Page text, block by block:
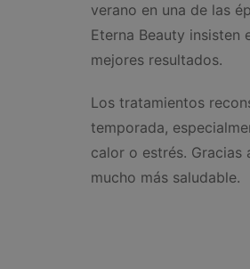
verano en una de las
Eterna Beauty
mejores resultados.
Los tratamientos
temporada,
calor o estrés.
mucho más saludable.